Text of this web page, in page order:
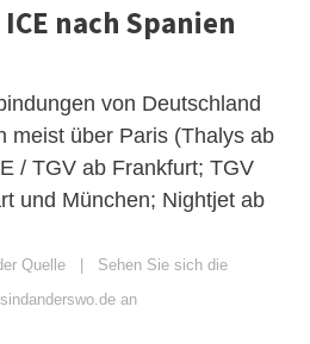
nach Spanien
von Deutschland
meist über Paris (Thalys ab
/ TGV ab Frankfurt; TGV
und München; Nightjet ab
Quelle
Sehen Sie sich die
an